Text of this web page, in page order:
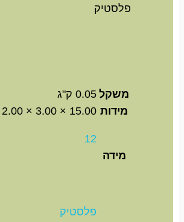
פלסטיק
משקל 0.05 ק"ג
מידות 15.00 × 3.00 × 2.00 סנטימטרים
מידה
12
פלסטיק